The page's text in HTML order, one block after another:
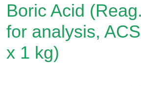
Boric Acid
for analysis,
x 1 kg)